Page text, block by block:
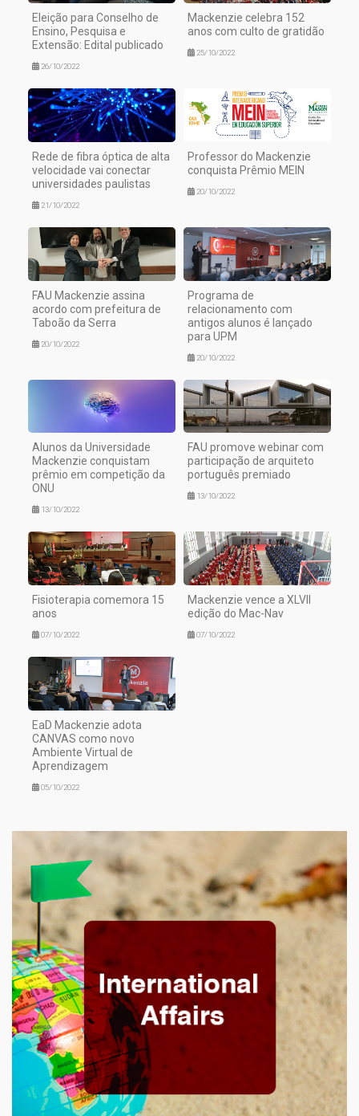
Eleição para Conselho de
Ensino, Pesquisa e
Extensão: Edital publicado
26/10/2022
Mackenzie celebra 152
anos com culto de gratidão
25/10/2022
Rede de fibra óptica de alta
velocidade vai conectar
universidades paulistas
21/10/2022
Professor do Mackenzie
conquista Prêmio MEIN
20/10/2022
FAU Mackenzie assina
acordo com prefeitura de
Taboão da Serra
20/10/2022
Programa de
relacionamento com
antigos alunos é lançado
para UPM
20/10/2022
Alunos da Universidade
Mackenzie conquistam
prêmio em competição da
ONU
13/10/2022
FAU promove webinar com
participação de arquiteto
português premiado
13/10/2022
Fisioterapia comemora 15
anos
07/10/2022
Mackenzie vence a XLVII
edição do Mac-Nav
07/10/2022
EaD Mackenzie adota
CANVAS como novo
Ambiente Virtual de
Aprendizagem
05/10/2022